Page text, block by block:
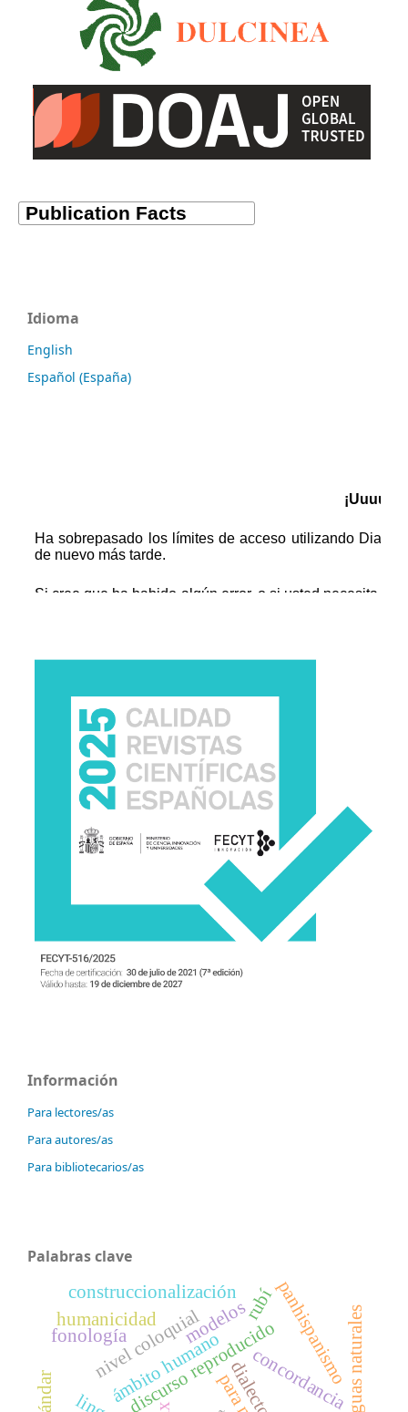
Idioma
English
Español (España)
Información
Para lectores/as
Para autores/as
Para bibliotecarios/as
Palabras clave
discurso reproducido
dialectoconcordancia
nivel coloquial lenguas naturales
ámbito humano
humanicidad panhispanismo
construccionalización
modelos
fonología
rubí